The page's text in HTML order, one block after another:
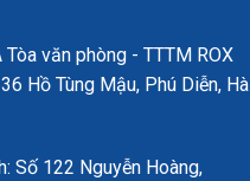
văn phòng - TTTM ROX
Hồ Tùng Mậu, Phú Diễn, Hà
Số 122 Nguyễn Hoàng,